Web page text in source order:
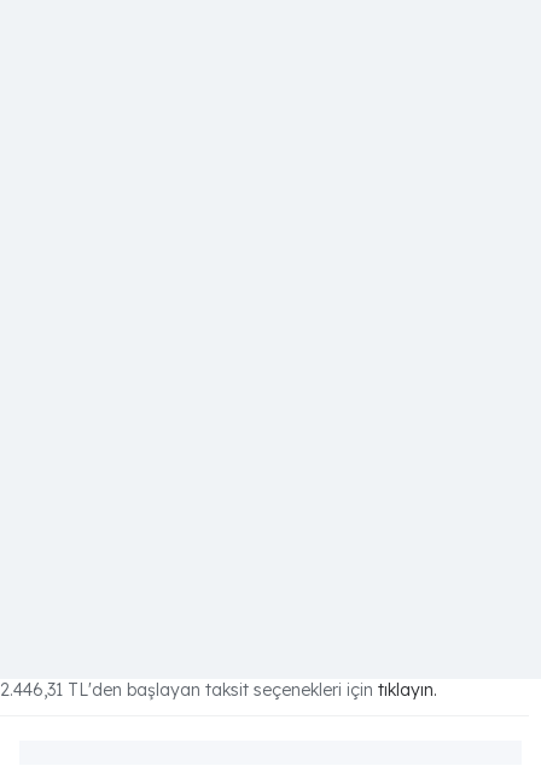
2.446,31 TL'den başlayan taksit seçenekleri için tıklayın.